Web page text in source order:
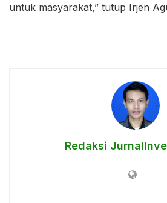
untuk masyarakat,” tutup Irjen
Redaksi